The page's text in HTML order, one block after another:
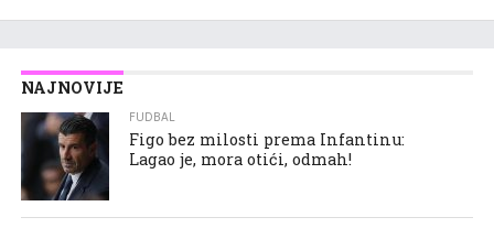
NAJNOVIJE
FUDBAL
Figo bez milosti prema Infantinu:
Lagao je, mora otići, odmah!